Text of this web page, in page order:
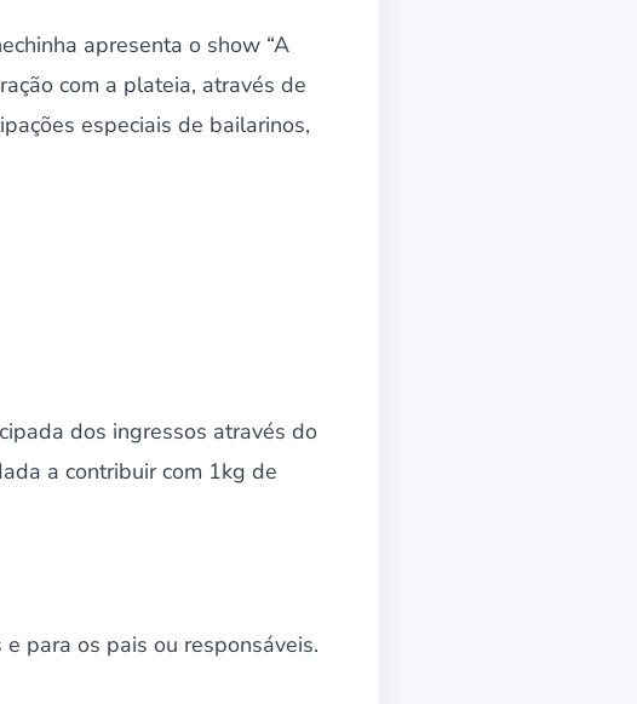
apresenta o show “A
com a plateia, através de
especiais de bailarinos,
dos ingressos através do
a contribuir com 1kg de
para os pais ou responsáveis.